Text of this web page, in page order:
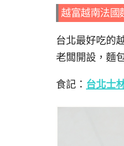
越富越南法國
台北最好吃的
老闆開設，麵
食記： 台北士